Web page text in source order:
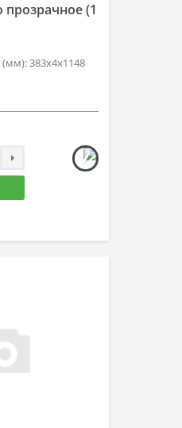
прозрачное (1
383х4х1148